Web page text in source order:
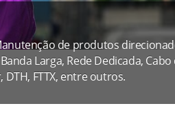
de produtos
Larga, Rede Dedicada,
FTTX, entre outros.